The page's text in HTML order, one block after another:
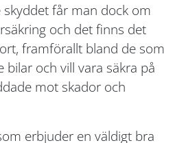
får man dock om
och det finns det
framförallt bland de som
bilar och vill vara säkra på
mot skador och
erbjuder en väldigt bra